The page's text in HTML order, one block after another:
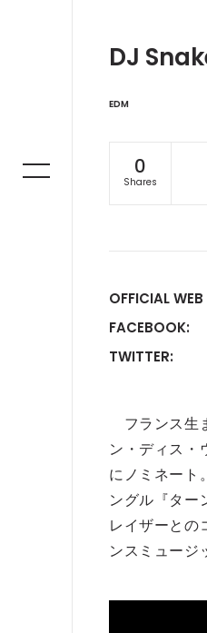
DJ
EDM
0
Shares
OFFICIAL WEB
FACEBOOK:
TWITTER:
フランス生
ン・ディス・
にノミネート
ングル『ター
レイザーとの
ンスミュージ